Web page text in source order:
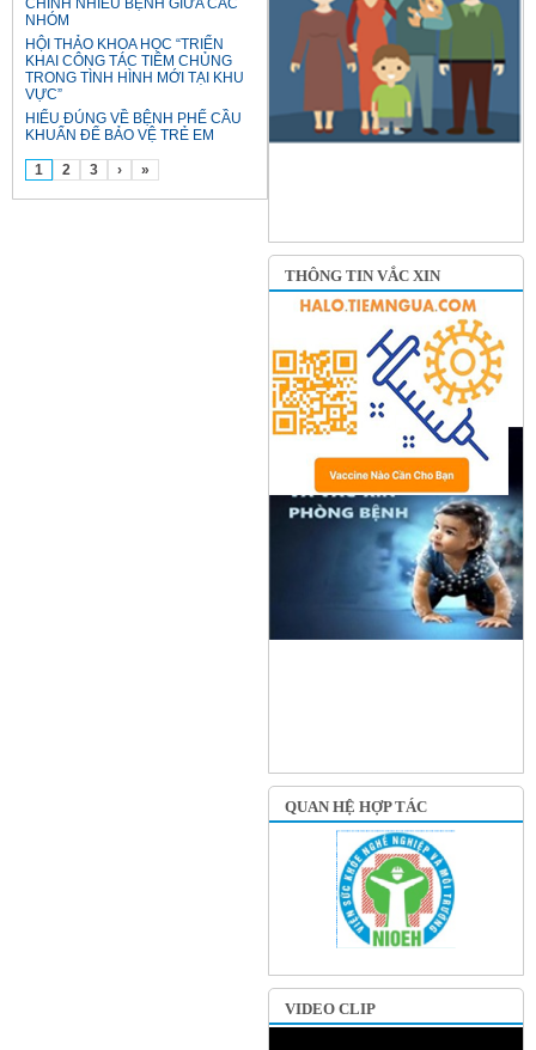
CHỈNH NHIỀU BỆNH GIỮA CÁC
NHÓM
HỘI THẢO KHOA HỌC “TRIỂN
KHAI CÔNG TÁC TIÊM CHỦNG
TRONG TÌNH HÌNH MỚI TẠI KHU
VỰC”
HIỂU ĐÚNG VỀ BỆNH PHẾ CẦU
KHUẨN ĐỂ BẢO VỆ TRẺ EM
1 2 3 › »
THÔNG TIN VẮC XIN
QUAN HỆ HỢP TÁC
VIDEO CLIP